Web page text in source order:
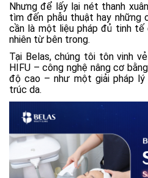
Nhưng để lấy lại nét thanh
tìm đến phẫu thuật hay những
cần là một liệu pháp đủ tinh
nhiên từ bên trong.
Tại Belas, chúng tôi tôn vinh
HIFU – công nghệ nâng cơ
độ cao – như một giải pháp
trúc da.